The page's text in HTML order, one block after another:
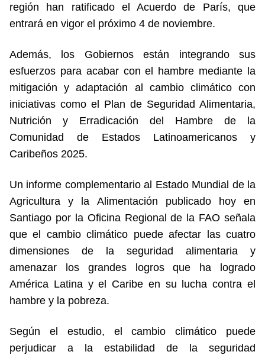
región han ratificado el Acuerdo de París, que
entrará en vigor el próximo 4 de noviembre.
Además, los Gobiernos están integrando sus
esfuerzos para acabar con el hambre mediante la
mitigación y adaptación al cambio climático con
iniciativas como el Plan de Seguridad Alimentaria,
Nutrición y Erradicación del Hambre de la
Comunidad de Estados Latinoamericanos y
Caribeños 2025.
Un informe complementario al Estado Mundial de la
Agricultura y la Alimentación publicado hoy en
Santiago por la Oficina Regional de la FAO señala
que el cambio climático puede afectar las cuatro
dimensiones de la seguridad alimentaria y
amenazar los grandes logros que ha logrado
América Latina y el Caribe en su lucha contra el
hambre y la pobreza.
Según el estudio, el cambio climático puede
perjudicar a la estabilidad de la seguridad